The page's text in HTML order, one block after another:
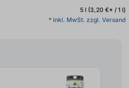
5 l (3,20 €* / 1 l)
* inkl. MwSt. zzgl. Versand